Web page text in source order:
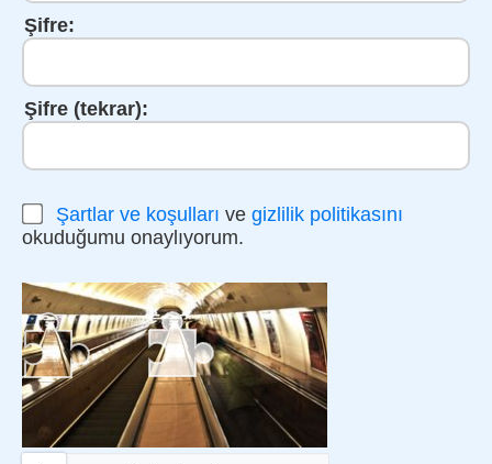
Şifre:
Şifre (tekrar):
Şartlar ve koşulları ve gizlilik politikasını
okuduğumu onaylıyorum.